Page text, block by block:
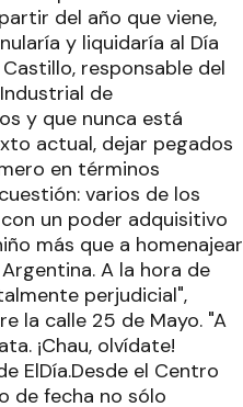
del año que viene,
y liquidaría al Día
responsable del
de
y que nunca está
actual, dejar pegados
en términos
varios de los
un poder adquisitivo
más que a homenajear
A la hora de
perjudicial",
la calle 25 de Mayo. "A
¡Chau, olvídate!
ElDía.Desde el Centro
de fecha no sólo